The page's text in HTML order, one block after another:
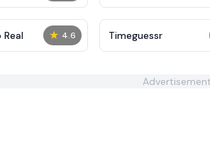
★ 4.6
Real Timeguessr
Advertisement